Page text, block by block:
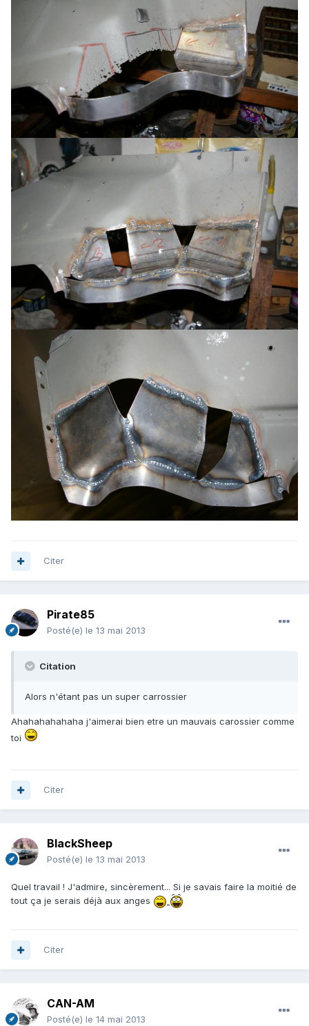
Citer
Pirate85
Posté(e) le 13 mai 2013
Citation
Alors n'étant pas un super carrossier
Ahahahahahaha j'aimerai bien etre un mauvais carossier comme
toi
Citer
BlackSheep
Posté(e) le 13 mai 2013
Quel travail ! J'admire, sincèrement... Si je savais faire la moitié de
tout ça je serais déjà aux anges
Citer
CAN-AM
Posté(e) le 14 mai 2013